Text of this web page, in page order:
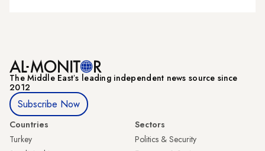
The Middle Eastʼs leading independent news source since
2012
Subscribe Now
Countries
Turkey
Sectors
Politics & Security